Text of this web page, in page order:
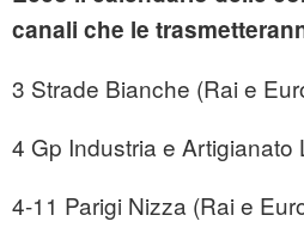
canali che le
3 Strade Bianche (Rai e
4 Gp Industria e Artigianato
4-11 Parigi Nizza (Rai e